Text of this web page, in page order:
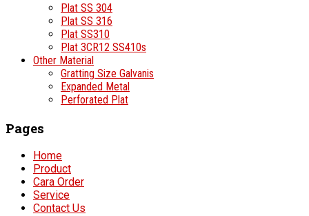
Plat SS 304
Plat SS 316
Plat SS310
Plat 3CR12 SS410s
Other Material
Gratting Size Galvanis
Expanded Metal
Perforated Plat
Pages
Home
Product
Cara Order
Service
Contact Us